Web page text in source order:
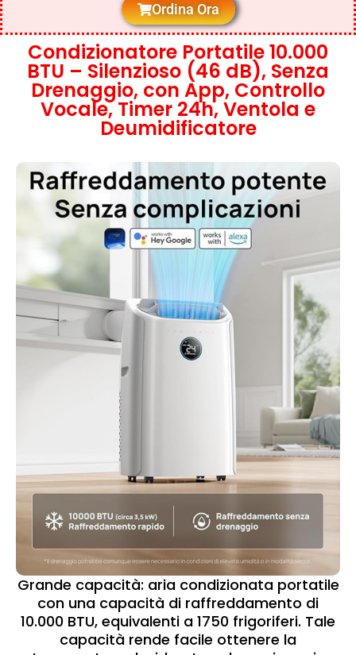
Ordina Ora
Condizionatore Portatile 10.000
BTU – Silenzioso (46 dB), Senza
Drenaggio, con App, Controllo
Vocale, Timer 24h, Ventola e
Deumidificatore
Grande capacità: aria condizionata portatile
con una capacità di raffreddamento di
10.000 BTU, equivalenti a 1750 frigoriferi. Tale
capacità rende facile ottenere la